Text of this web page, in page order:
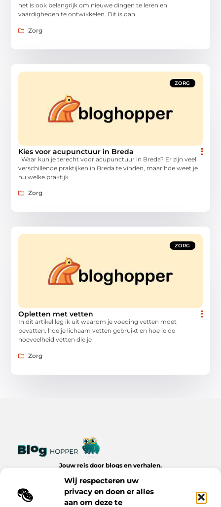
Wij respecteren uw
privacy en doen er alles
aan om deze te
het is ook belangrijk om nieuwe dingen te leren en
vaardigheden te ontwikkelen. Dit is dan
Zorg
ZORG
Kies voor acupunctuur in Breda
Waar kun je terecht voor acupunctuur in Breda? Er zijn veel
verschillende praktijken in Breda te vinden, maar hoe weet je
nu welke praktijk
Zorg
ZORG
Opletten met vetten
In dit artikel leg ik uit waarom je voeding vetten moet
bevatten. hoe je lichaam vetten gebruikt en hoe ie de
hoeveelheid vetten die je
Zorg
Jouw reis door blogs en verhalen.
dagelijks leven op Bloghopper.nl.
Bericht categorie